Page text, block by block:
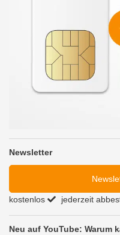
Newsletter
kostenlos jederzeit
Neu auf YouTube: Warum